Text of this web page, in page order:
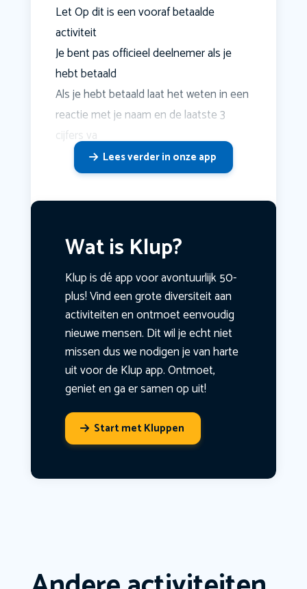
Let Op dit is een vooraf betaalde
activiteit
Je bent pas officieel deelnemer als je
hebt betaald
Als je hebt betaald laat het weten in een
reactie met je naam en de laatste 3
cijfers va
Lees verder in onze app
Wat is Klup?
Klup is dé app voor avontuurlijk 50-
plus! Vind een grote diversiteit aan
activiteiten en ontmoet eenvoudig
nieuwe mensen. Dit wil je echt niet
missen dus we nodigen je van harte
uit voor de Klup app. Ontmoet,
geniet en ga er samen op uit!
Start met Kluppen